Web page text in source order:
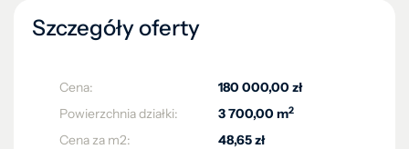
Szczegóły oferty
Cena:
180 000,00 zł
Powierzchnia działki:
3 700,00 m2
Cena za m2:
48,65 zł